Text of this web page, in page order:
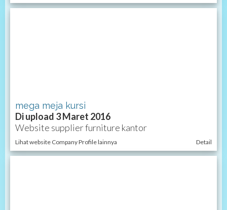
mega meja kursi
Di upload 3 Maret 2016
Website supplier furniture kantor
Lihat website Company Profile lainnya Detail